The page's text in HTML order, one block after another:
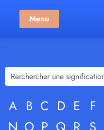
Menu
A B C D E F